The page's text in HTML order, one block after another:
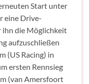
Start unter
eine Drive-
ihn die Möglichkeit
aufzuschließen
(US Racing) in
ersten Rennsieg
(van Amersfoort